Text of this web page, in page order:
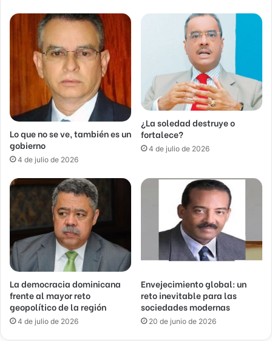
Lo que no se ve, también es un
gobierno
4 de julio de 2026
¿La soledad destruye o
fortalece?
4 de julio de 2026
La democracia dominicana
frente al mayor reto
geopolítico de la región
4 de julio de 2026
Envejecimiento global: un
reto inevitable para las
sociedades modernas
20 de junio de 2026